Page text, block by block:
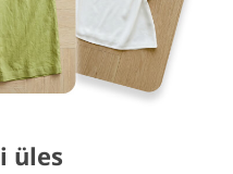
üles